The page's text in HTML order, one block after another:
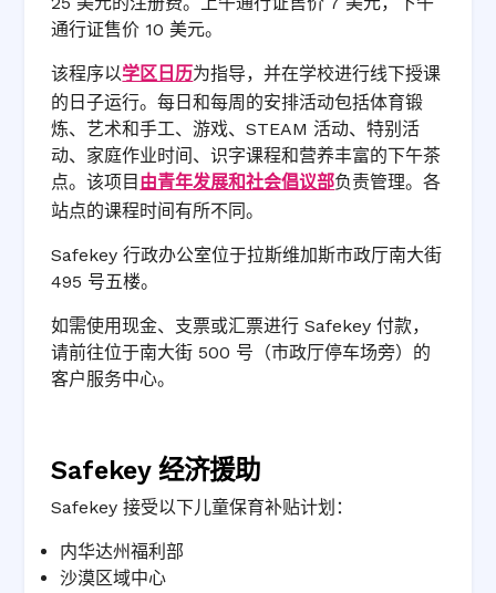
通行证售价 10 美元。
该程序以学区日历为指导，并在学校进行线下授课
的日子运行。每日和每周的安排活动包括体育锻
炼、艺术和手工、游戏、STEAM 活动、特别活
动、家庭作业时间、识字课程和营养丰富的下午茶
点。该项目 由青年发展和社会倡议部负责管理。各
站点的课程时间有所不同。
Safekey 行政办公室位于拉斯维加斯市政厅南大街
495 号五楼。
如需使用现金、支票或汇票进行 Safekey 付款，
请前往位于南大街 500 号（市政厅停车场旁）的
客户服务中心。
Safekey 经济援助
Safekey 接受以下儿童保育补贴计划：
内华达州福利部
沙漠区域中心